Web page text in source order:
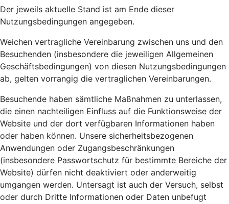
Der jeweils aktuelle Stand ist am Ende dieser
Nutzungsbedingungen angegeben.
Weichen vertragliche Vereinbarung zwischen uns und den
Besuchenden (insbesondere die jeweiligen Allgemeinen
Geschäftsbedingungen) von diesen Nutzungsbedingungen
ab, gelten vorrangig die vertraglichen Vereinbarungen.
Besuchende haben sämtliche Maßnahmen zu unterlassen,
die einen nachteiligen Einfluss auf die Funktionsweise der
Website und der dort verfügbaren Informationen haben
oder haben können. Unsere sicherheitsbezogenen
Anwendungen oder Zugangsbeschränkungen
(insbesondere Passwortschutz für bestimmte Bereiche der
Website) dürfen nicht deaktiviert oder anderweitig
umgangen werden. Untersagt ist auch der Versuch, selbst
oder durch Dritte Informationen oder Daten unbefugt